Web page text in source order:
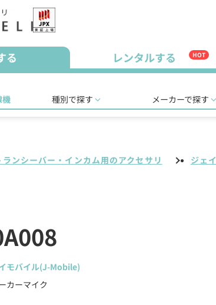
る レンタルする HOT
機 種別で探す メーカーで探す
ンシーバー・インカム用のアクセサリ ジェ
モバイル(J-Mobile)
カーマイク